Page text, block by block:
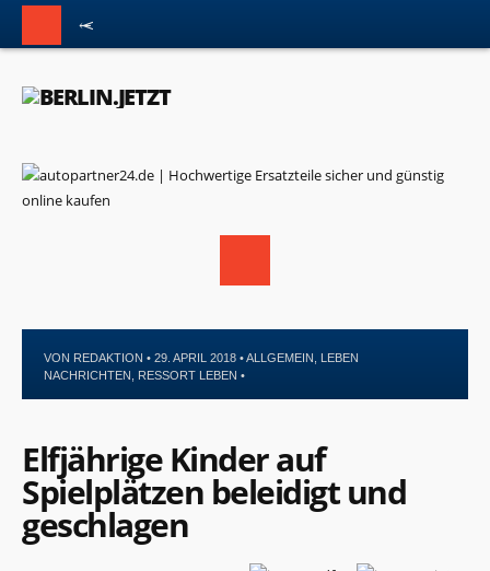
VON REDAKTION • 29. APRIL 2018 •ALLGEMEIN
LEBEN
NACHRICHTEN
RESSORT LEBEN •
Elfjährige Kinder auf
Spielplätzen beleidigt und
geschlagen